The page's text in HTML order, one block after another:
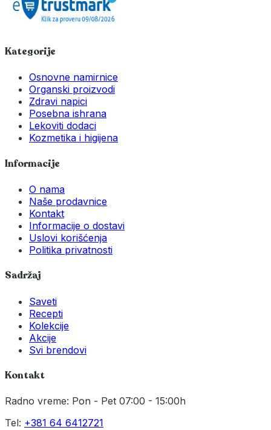
Kategorije
Osnovne namirnice
Organski proizvodi
Zdravi napici
Posebna ishrana
Lekoviti dodaci
Kozmetika i higijena
Informacije
O nama
Naše prodavnice
Kontakt
Informacije o dostavi
Uslovi korišćenja
Politika privatnosti
Sadržaj
Saveti
Recepti
Kolekcije
Akcije
Svi brendovi
Kontakt
Radno vreme: Pon - Pet 07:00 - 15:00h
Tel: +381 64 6412721